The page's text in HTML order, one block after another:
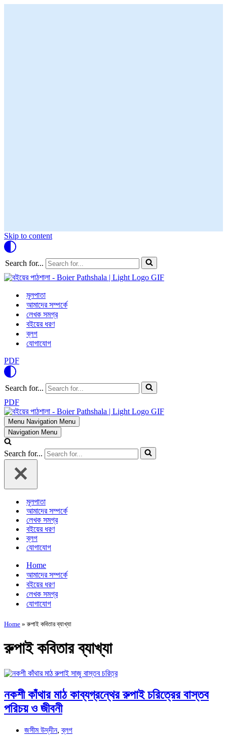
Skip to content
Search for...
মূলপাতা
আমাদের সম্পর্কে
লেখক সমগ্র
বইয়ের ধরণ
ব্লগ
যোগাযোগ
PDF
Search for...
PDF
Menu Navigation Menu
Navigation Menu
Search for...
মূলপাতা
আমাদের সম্পর্কে
লেখক সমগ্র
বইয়ের ধরণ
ব্লগ
যোগাযোগ
Home
আমাদের সম্পর্কে
বইয়ের ধরণ
লেখক সমগ্র
যোগাযোগ
Home »রুপাই কবিতার ব্যাখ্যা
রুপাই কবিতার ব্যাখ্যা
নকশী কাঁথার মাঠ কাব্যগ্রন্থের রুপাই চরিত্রের বাস্তব
পরিচয় ও জীবনী
জসীম উদ্‌দীন,ব্লগ